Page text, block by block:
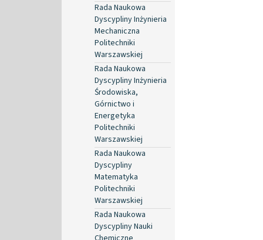
Rada Naukowa
Dyscypliny Inżynieria
Mechaniczna
Politechniki
Warszawskiej
Rada Naukowa
Dyscypliny Inżynieria
Środowiska,
Górnictwo i
Energetyka
Politechniki
Warszawskiej
Rada Naukowa
Dyscypliny
Matematyka
Politechniki
Warszawskiej
Rada Naukowa
Dyscypliny Nauki